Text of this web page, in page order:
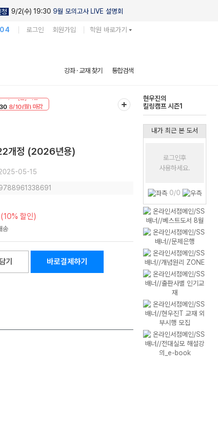
청 9/2(수) 19:30 9월 모의고사 LIVE 설명회
로그인 회원가입 학원 바로가기
강좌 · 교재 찾기 통합검색
8/10(월) 마감
현우진의
킬링캠프 시즌1
개정 (2026년용)
05-15
(10% 할인)
기 바로결제하기
내가 최근 본 도서
로그인후
사용하세요.
0/0